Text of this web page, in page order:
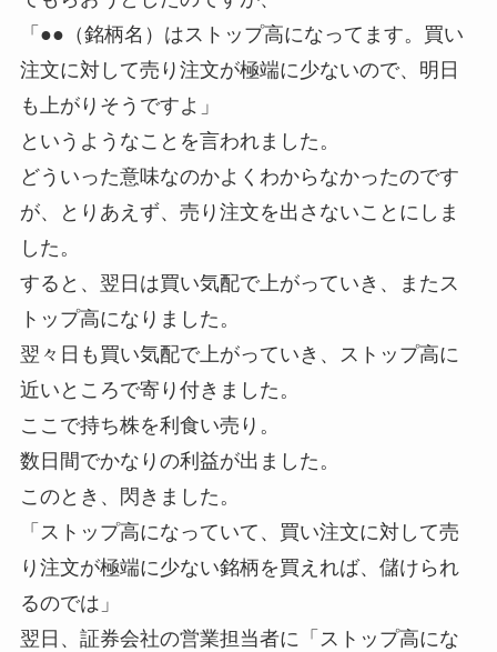
「●●（銘柄名）はストップ高になってます。買い
注文に対して売り注文が極端に少ないので、明日
も上がりそうですよ」
というようなことを言われました。
どういった意味なのかよくわからなかったのです
が、とりあえず、売り注文を出さないことにしま
した。
すると、翌日は買い気配で上がっていき、またス
トップ高になりました。
翌々日も買い気配で上がっていき、ストップ高に
近いところで寄り付きました。
ここで持ち株を利食い売り。
数日間でかなりの利益が出ました。
このとき、閃きました。
「ストップ高になっていて、買い注文に対して売
り注文が極端に少ない銘柄を買えれば、儲けられ
るのでは」
翌日、証券会社の営業担当者に「ストップ高にな